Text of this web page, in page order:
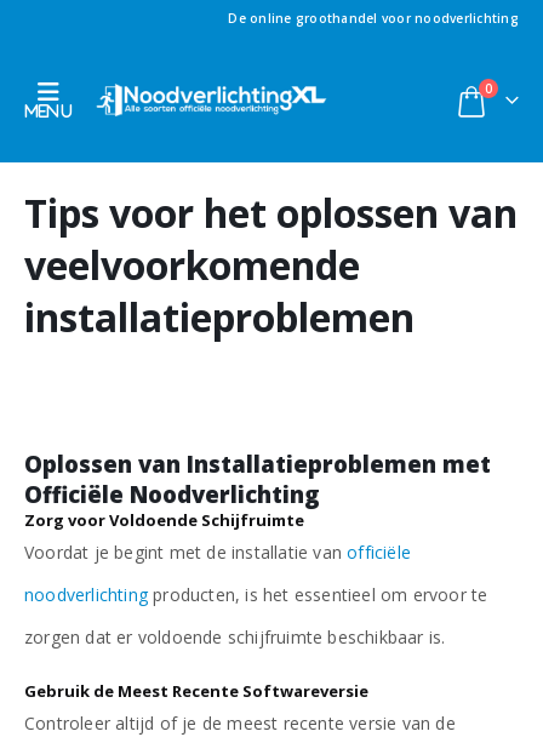
De online groothandel voor noodverlichting
0
Tips voor het oplossen van
veelvoorkomende
installatieproblemen
Oplossen van Installatieproblemen met
Officiële Noodverlichting
Zorg voor Voldoende Schijfruimte
Voordat je begint met de installatie vanofficiële
noodverlichtingproducten, is het essentieel om ervoor te
zorgen dat er voldoende schijfruimte beschikbaar is.
Gebruik de Meest Recente Softwareversie
Controleer altijd of je de meest recente versie van de